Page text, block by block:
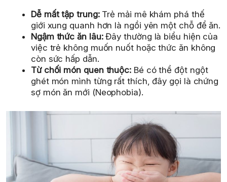
Dễ mất tập trung:Trẻ mải mê khám phá thế
giới xung quanh hơn là ngồi yên một chỗ để ăn.
Ngậm thức ăn lâu:Đây thường là biểu hiện của
việc trẻ không muốn nuốt hoặc thức ăn không
còn sức hấp dẫn.
Từ chối món quen thuộc: Bé có thể đột ngột
ghét món mình từng rất thích, đây gọi là chứng
sợ món ăn mới (Neophobia).